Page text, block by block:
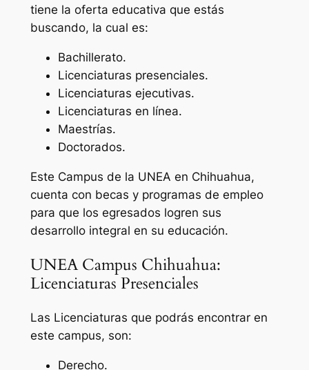
tiene la oferta educativa que estás
buscando, la cual es:
Bachillerato.
Licenciaturas presenciales.
Licenciaturas ejecutivas.
Licenciaturas en línea.
Maestrías.
Doctorados.
Este Campus de la UNEA en Chihuahua,
cuenta con becas y programas de empleo
para que los egresados logren sus
desarrollo integral en su educación.
UNEA Campus Chihuahua:
Licenciaturas Presenciales
Las Licenciaturas que podrás encontrar en
este campus, son:
Derecho.